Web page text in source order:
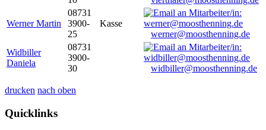
Werner Martin
08731
3900-
25
Kasse
werner@moosthenning.de
Widbiller
Daniela
08731
3900-
30
widbiller@moosthenning.de
drucken nach oben
Quicklinks